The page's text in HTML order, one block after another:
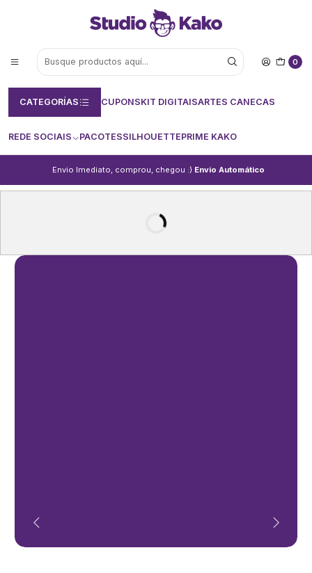
0
CATEGORÍAS CUPONSKIT DIGITAISARTES CANECAS
REDE SOCIAIS PACOTESSILHOUETTEPRIME KAKO
Envio Imediato, comprou, chegou :) Envio Automático